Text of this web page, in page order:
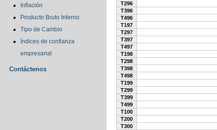
Inflación
Producto Bruto Interno
Tipo de Cambio
Índices de confianza
empresarial
Contáctenos
T296
T396
T496
T197
T297
T397
T497
T198
T298
T398
T498
T199
T299
T399
T499
T100
T200
T300